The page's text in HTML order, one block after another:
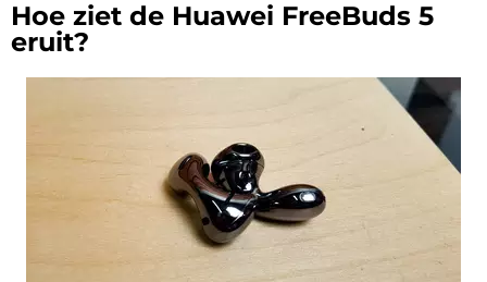
Hoe ziet de Huawei FreeBuds 5
eruit?